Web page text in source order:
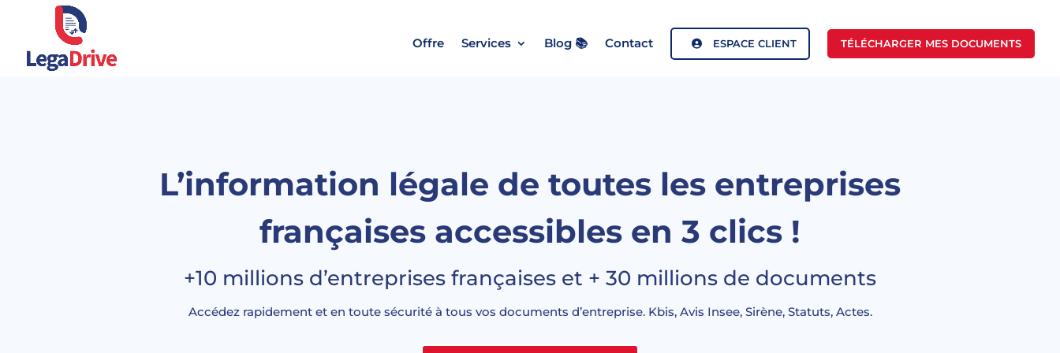
Offre Services Blog 📚 Contact ESPACE CLIENT TÉLÉCHARGER MES DOCUMENTS
L’information légale de toutes les entreprises
françaises accessibles en 3 clics !
+10 millions d’entreprises françaises et + 30 millions de documents
Accédez rapidement et en toute sécurité à tous vos documents d’entreprise. Kbis, Avis Insee, Sirène, Statuts, Actes.